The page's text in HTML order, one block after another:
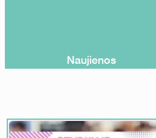
Naujienos